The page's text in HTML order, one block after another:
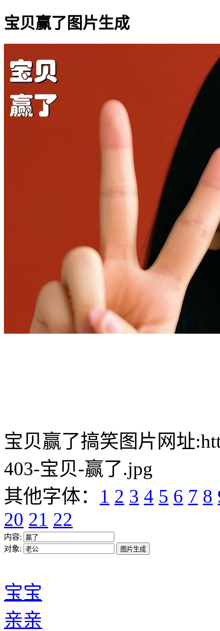
宝贝赢了图片生成
宝贝赢了搞笑图片网址
403-宝贝-赢了.jpg
其他字体： 1 2 3 4 5 6 7 8
20 21 22
内容:
对象:
宝宝
亲亲